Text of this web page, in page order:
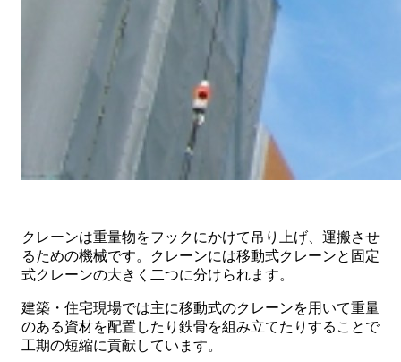
クレーンは重量物をフックにかけて吊り上げ、運搬させ
るための機械です。クレーンには移動式クレーンと固定
式クレーンの大きく二つに分けられます。
建築・住宅現場では主に移動式のクレーンを用いて重量
のある資材を配置したり鉄骨を組み立てたりすることで
工期の短縮に貢献しています。